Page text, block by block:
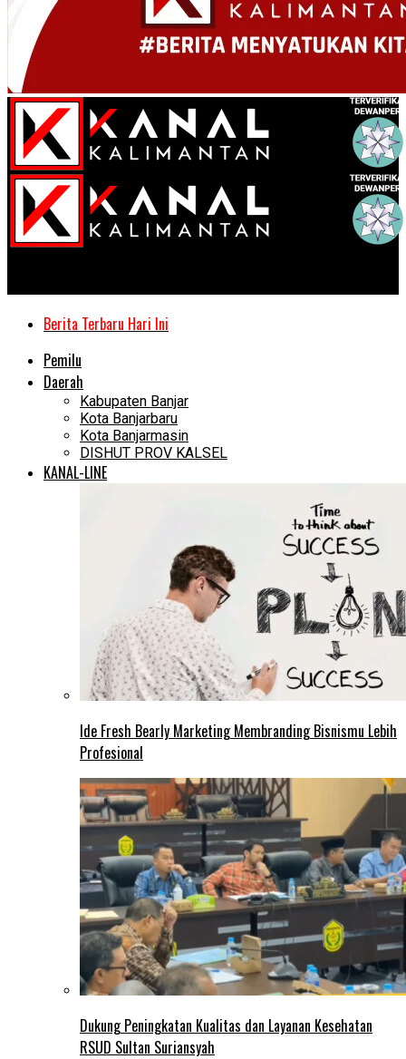
Berita Terbaru Hari Ini
Pemilu
Daerah
Kabupaten Banjar
Kota Banjarbaru
Kota Banjarmasin
DISHUT PROV KALSEL
KANAL-LINE
Ide Fresh Bearly Marketing Membranding Bisnismu Lebih
Profesional
Dukung Peningkatan Kualitas dan Layanan Kesehatan
RSUD Sultan Suriansyah